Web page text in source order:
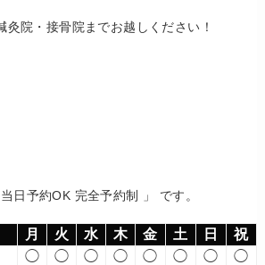
院・接骨院までお越しください！
日予約OK 完全予約制 」 です。
月 火 水 木 金 土 日
祝
◯ ◯ ◯ ◯ ◯ ◯ ◯ ◯